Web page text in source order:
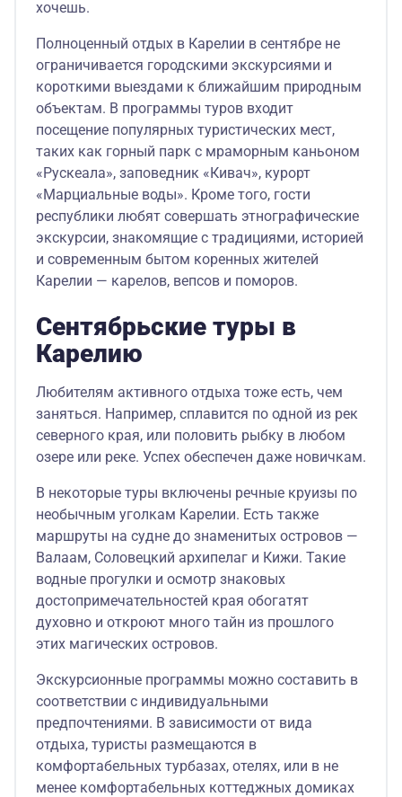
хочешь.
Полноценный отдых в Карелии в сентябре не
ограничивается городскими экскурсиями и
короткими выездами к ближайшим природным
объектам. В программы туров входит
посещение популярных туристических мест,
таких как горный парк с мраморным каньоном
«Рускеала», заповедник «Кивач», курорт
«Марциальные воды». Кроме того, гости
республики любят совершать этнографические
экскурсии, знакомящие с традициями, историей
и современным бытом коренных жителей
Карелии — карелов, вепсов и поморов.
Сентябрьские туры в
Карелию
Любителям активного отдыха тоже есть, чем
заняться. Например, сплавится по одной из рек
северного края, или половить рыбку в любом
озере или реке. Успех обеспечен даже новичкам.
В некоторые туры включены речные круизы по
необычным уголкам Карелии. Есть также
маршруты на судне до знаменитых островов —
Валаам, Соловецкий архипелаг и Кижи. Такие
водные прогулки и осмотр знаковых
достопримечательностей края обогатят
духовно и откроют много тайн из прошлого
этих магических островов.
Экскурсионные программы можно составить в
соответствии с индивидуальными
предпочтениями. В зависимости от вида
отдыха, туристы размещаются в
комфортабельных турбазах, отелях, или в не
менее комфортабельных коттеджных домиках